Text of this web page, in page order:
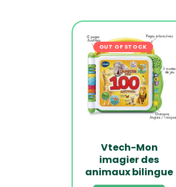
OUT OF STOCK-19%
Vtech-Mon
imagier des
animaux bilingue